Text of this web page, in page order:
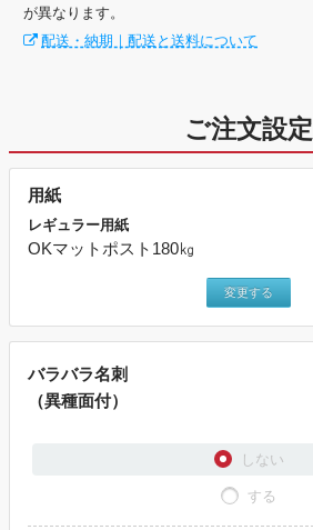
が異なります。
配送・納期｜配送と送料について
ご注文設定
用紙
レギュラー用紙
OKマットポスト180㎏
変更する
バラバラ名刺
（異種面付）
しない
する